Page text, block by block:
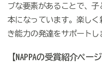
ブな要素があることで、
本になっています。楽し
き能力の発達をサポートし
【NAPPAの受賞紹介ペー